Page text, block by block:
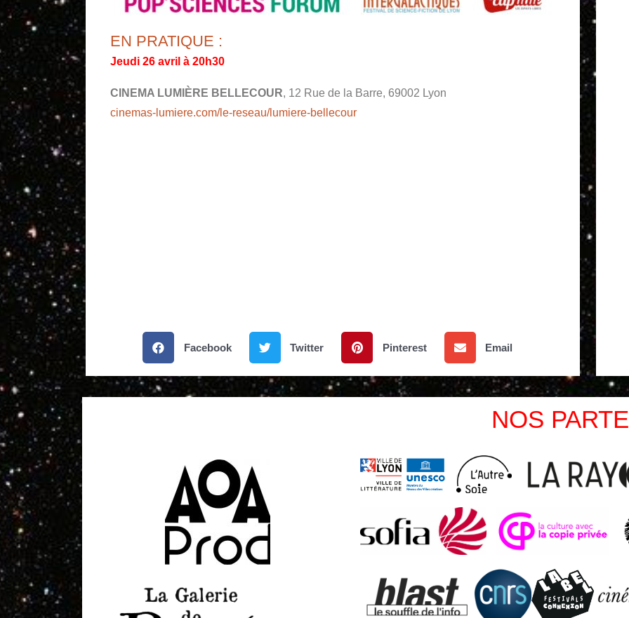
EN PRATIQUE :
Jeudi 26 avril à 20h30
CINEMA LUMIÈRE BELLECOUR, 12 Rue de la Barre, 69002 Lyon
cinemas-lumiere.com/le-reseau/lumiere-bellecour
Facebook Twitter Pinterest Email
NOS